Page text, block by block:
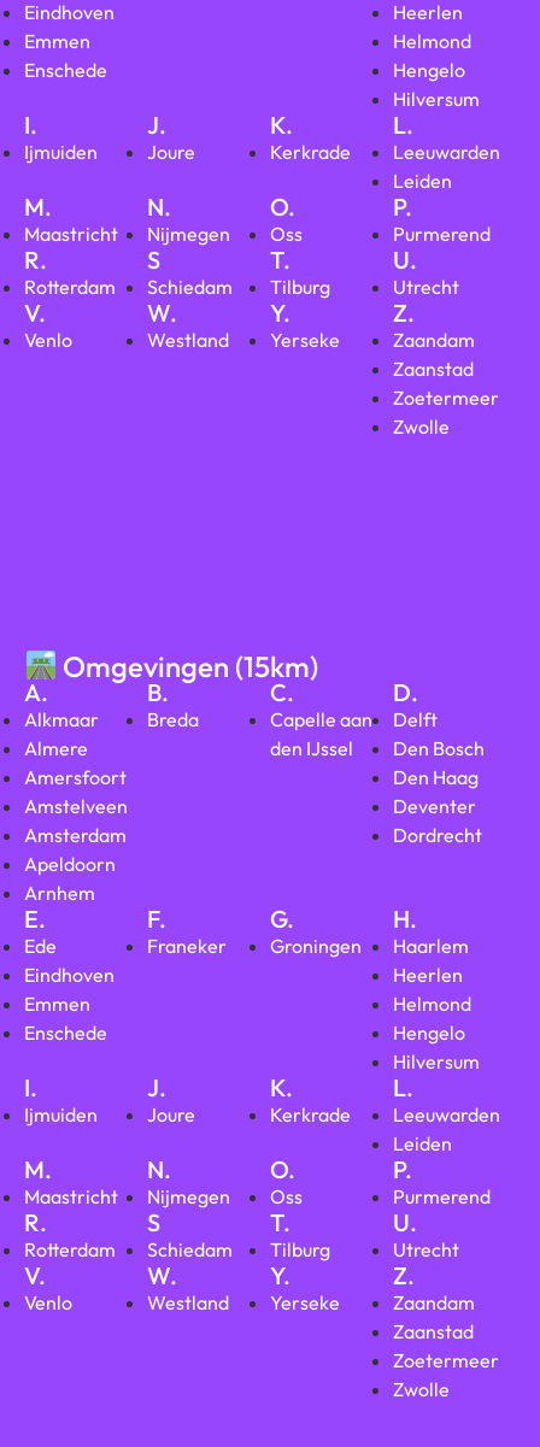
Eindhoven
Emmen
Enschede
Heerlen
Helmond
Hengelo
Hilversum
I.
Ijmuiden
J.
Joure
K.
Kerkrade
L.
Leeuwarden
Leiden
M.
Maastricht
N.
Nijmegen
O.
Oss
P.
Purmerend
R.
Rotterdam
S
Schiedam
T.
Tilburg
U.
Utrecht
V.
Venlo
W.
Westland
Y.
Yerseke
Z.
Zaandam
Zaanstad
Zoetermeer
Zwolle
Omgevingen (15km)
A.
Alkmaar
Almere
Amersfoort
Amstelveen
Amsterdam
Apeldoorn
Arnhem
B.
Breda
C.
Capelle aan
den IJssel
D.
Delft
Den Bosch
Den Haag
Deventer
Dordrecht
E.
Ede
Eindhoven
Emmen
Enschede
F.
Franeker
G.
Groningen
H.
Haarlem
Heerlen
Helmond
Hengelo
Hilversum
I.
Ijmuiden
J.
Joure
K.
Kerkrade
L.
Leeuwarden
Leiden
M.
Maastricht
N.
Nijmegen
O.
Oss
P.
Purmerend
R.
Rotterdam
S
Schiedam
T.
Tilburg
U.
Utrecht
V.
Venlo
W.
Westland
Y.
Yerseke
Z.
Zaandam
Zaanstad
Zoetermeer
Zwolle